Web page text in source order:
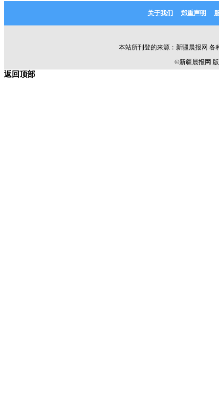
关于我们 郑重声明
本站所刊登的来源：新疆晨报网
©新疆晨报网 版
返回顶部